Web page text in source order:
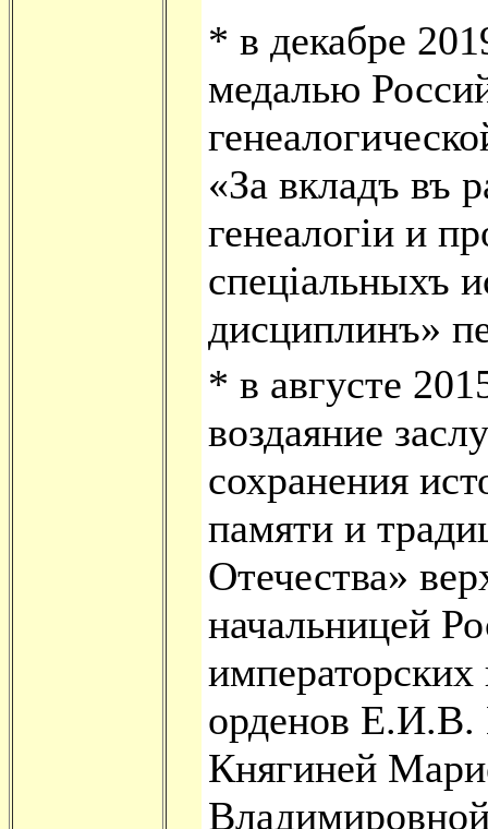
* в декабре
медалью
«За вкладъ въ
генеалогiи и
спецiальныхъ
дисциплинъ»
* в августе
воздаяние
сохранения
памяти и
Отечества»
начальницей
императорских
орденов Е.И.В.
Княгиней